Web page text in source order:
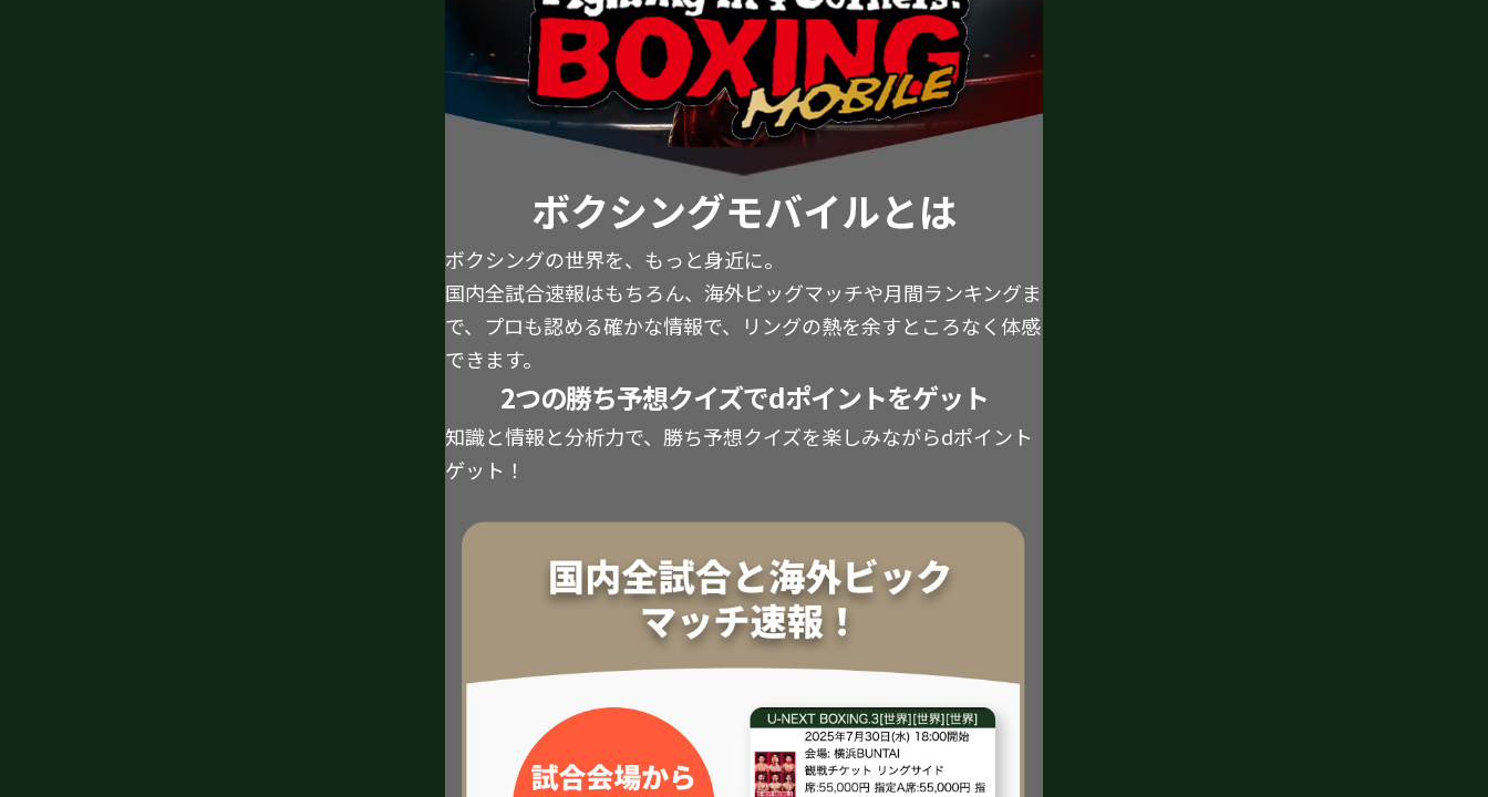
ボクシングモバイルとは
ボクシングの世界を、もっと身近に。
国内全試合速報はもちろん、海外ビッグマッチや月間ランキングま
で、プロも認める確かな情報で、リングの熱を余すところなく体感
できます。
2つの勝ち予想クイズでdポイントをゲット
知識と情報と分析力で、勝ち予想クイズを楽しみながらdポイント
ゲット！